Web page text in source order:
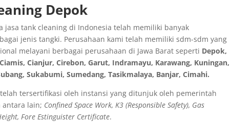
Depok
jasa tank cleaning di Indonesia telah memiliki banyak
jenis tangki. Perusahaan kami telah memiliki sdm-sdm yang
melayani berbagai perusahaan di Jawa Barat seperti Depok,
Cianjur, Cirebon, Garut, Indramayu, Karawang, Kuningan,
Sukabumi, Sumedang, Tasikmalaya, Banjar, Cimahi.
tersertifikasi oleh instansi yang ditunjuk oleh pemerintah
antara lain; Confined Space Work, K3 (Responsible Safety), Gas
Fore Estinguister Certificate.